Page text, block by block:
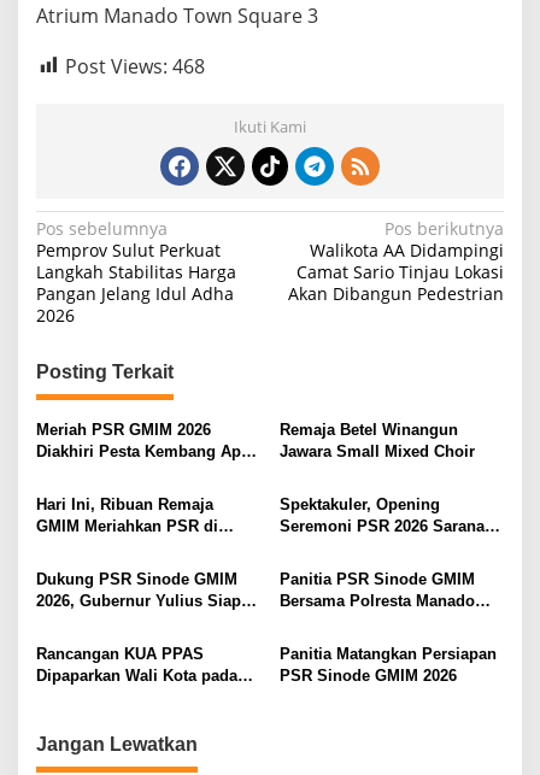
Atrium Manado Town Square 3
Post Views: 468
Ikuti Kami
N
a
v
g
a
s
p
o
s
Pos sebelumnya
Pemprov Sulut Perkuat
Langkah Stabilitas Harga
Pangan Jelang Idul Adha
2026
Pos berikutnya
Walikota AA Didampingi
Camat Sario Tinjau Lokasi
Akan Dibangun Pedestrian
Posting Terkait
Meriah PSR GMIM 2026
Diakhiri Pesta Kembang Api,
dan Terima Kasih
Remaja Betel Winangun
Jawara Small Mixed Choir
Hari Ini, Ribuan Remaja
GMIM Meriahkan PSR di
Spektakuler, Opening
Seremoni PSR 2026 Sarana
Pererat Persaudaraan
Dukung PSR Sinode GMIM
2026, Gubernur Yulius Siap
Pembukaan
Panitia PSR Sinode GMIM
Bersama Polresta Manado
7
Rancangan KUA PPAS
Dipaparkan Wali Kota pada
Panitia Matangkan Persiapan
PSR Sinode GMIM 2026
Jangan Lewatkan